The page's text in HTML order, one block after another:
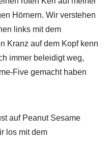
Hörnern. Wir verstehen
links mit dem
Kranz auf dem Kopf kenn
immer beleidigt weg,
Five gemacht haben
auf Peanut Sesame
los mit dem